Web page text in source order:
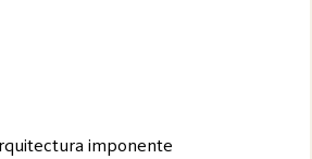
imponente